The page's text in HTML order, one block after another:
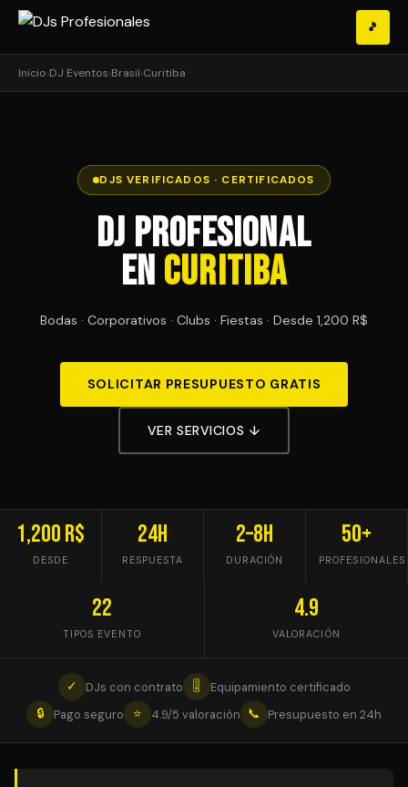
🎵
Inicio›DJ Eventos›Brasil›Curitiba
DJS VERIFICADOS · CERTIFICADOS
DJ Profesional
en Curitiba
Bodas · Corporativos · Clubs · Fiestas · Desde 1,200 R$
SOLICITAR PRESUPUESTO GRATIS
VER SERVICIOS ↓
1,200 R$
DESDE
24h
RESPUESTA
2–8h
DURACIÓN
50+
PROFESIONALES
22
TIPOS EVENTO
4.9
VALORACIÓN
✓ DJs con contrato 🎚
Equipamiento certificado
🔒
Pago seguro ⭐ 4.9/5 valoración 📞 Presupuesto en 24h